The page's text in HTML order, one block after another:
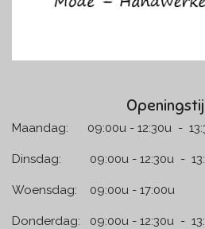
Maandag: 09:00u - 12:30u -
Dinsdag: 09:00u - 12:30u -
Woensdag: 09:00u - 17:00u
Donderdag: 09:00u - 12:30u -